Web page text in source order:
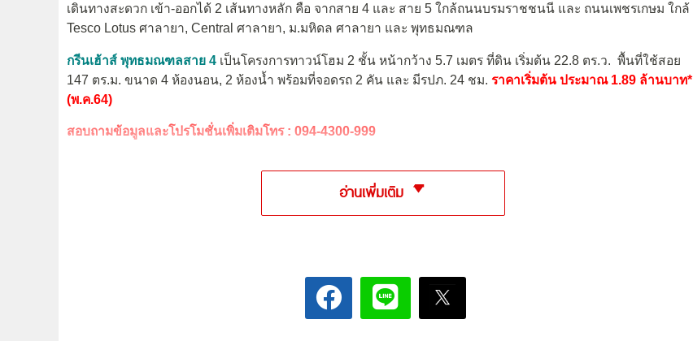
เดินทางสะดวก เข้า-ออกได้ 2 เส้นทางหลัก คือ จากสาย 4 และ สาย 5 ใกล้ถนนบรมราชชนนี และ ถนนเพชรเกษม ใกล้
Tesco Lotus ศาลายา, Central ศาลายา, ม.มหิดล ศาลายา และ พุทธมณฑล
กรีนเฮ้าส์ พุทธมณฑลสาย 4 เป็นโครงการทาวน์โฮม 2 ชั้น หน้ากว้าง 5.7 เมตร ที่ดิน เริ่มต้น 22.8 ตร.ว. พื้นที่ใช้สอย
147 ตร.ม. ขนาด 4 ห้องนอน, 2 ห้องน้ำ พร้อมที่จอดรถ 2 คัน และ มีรปภ. 24 ชม. ราคาเริ่มต้น ประมาณ 1.89 ล้านบาท*
(พ.ค.64)
สอบถามข้อมูลและโปรโมชั่นเพิ่มเติมโทร : 094-4300-999
อ่านเพิ่มเติม